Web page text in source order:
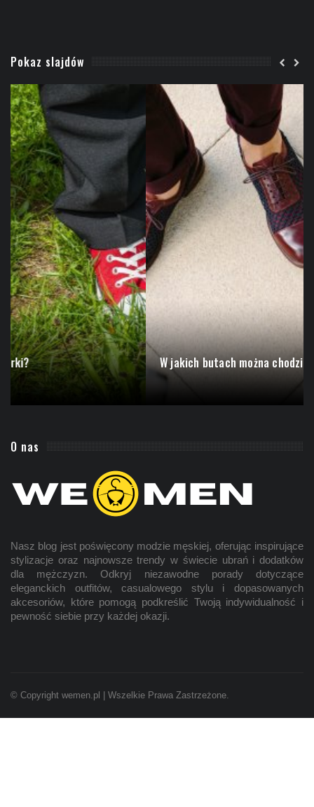
Pokaz slajdów
W jakich butach można chodzić bez skarpetek?
O nas
Nasz blog jest poświęcony modzie męskiej, oferując inspirujące
stylizacje oraz najnowsze trendy w świecie ubrań i dodatków
dla mężczyzn. Odkryj niezawodne porady dotyczące
eleganckich outfitów, casualowego stylu i dopasowanych
akcesoriów, które pomogą podkreślić Twoją indywidualność i
pewność siebie przy każdej okazji.
© Copyright wemen.pl | Wszelkie Prawa Zastrzeżone.